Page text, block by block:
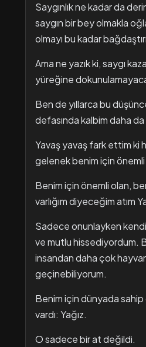
Saygınlık ne kadar da
saygın bir bey olmakla
olmayı bu kadar
Ama ne yazık ki, saygı
yüreğine
Ben de yıllarca bu
defasında kalbim daha da
Yavaş yavaş fark ettim ki
gelenek benim için
Benim için önemli olan,
varlığım diyeceğim atım
Sadece onunlayken
ve mutlu hissediyordum.
insandan daha çok
geçinebiliyorum.
Benim için dünyada
vardı: Yağız.
O sadece bir at değildi.